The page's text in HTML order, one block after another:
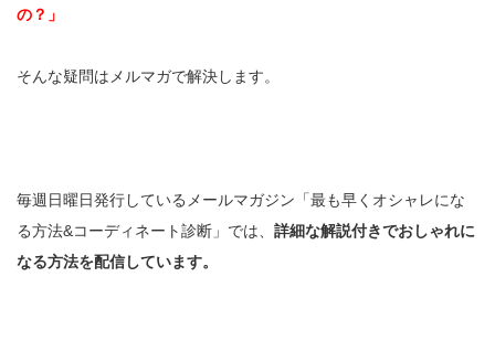
の？」
そんな疑問はメルマガで解決します。
毎週日曜日発行しているメールマガジン「最も早くオシャレにな
る方法&コーディネート診断」では、 詳細な解説付きでおしゃれに
なる方法を配信しています。